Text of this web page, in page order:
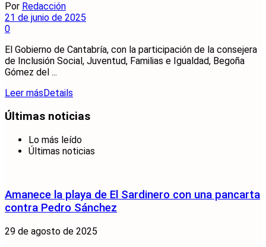
Por Redacción
21 de junio de 2025
0
El Gobierno de Cantabría, con la participación de la consejera
de Inclusión Social, Juventud, Familias e Igualdad, Begoña
Gómez del ...
Leer más Details
Últimas noticias
Lo más leído
Últimas noticias
Amanece la playa de El Sardinero con una pancarta
contra Pedro Sánchez
29 de agosto de 2025